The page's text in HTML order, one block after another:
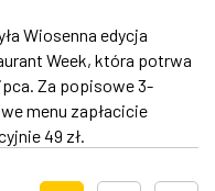
Wiosenna edycja
Week, która potrwa
Za popisowe 3-
menu zapłacicie
49 zł.